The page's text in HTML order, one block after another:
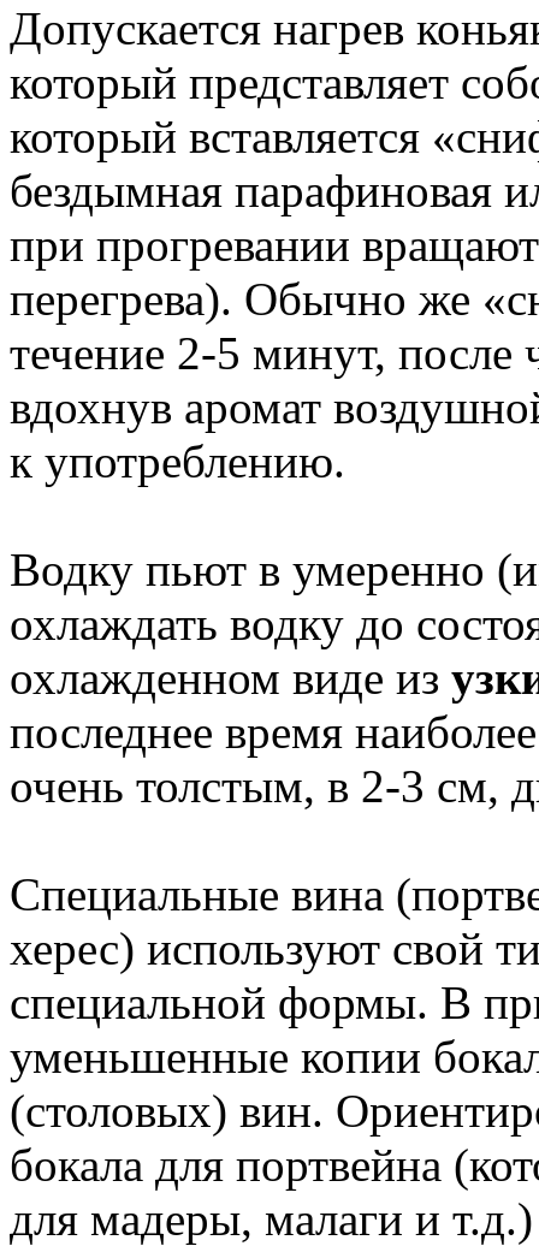
Допускается нагрев
который представляет
который вставляется
бездымная парафиновая
при прогревании
перегрева). Обычно же
течение 2-5 минут, после
вдохнув аромат
к употреблению.
Водку пьют в умеренно
охлаждать водку до
охлажденном виде из
последнее время
очень толстым, в 2-3 см,
Специальные вина
херес) используют свой
специальной формы. В
уменьшенные копии
(столовых) вин.
бокала для портвейна
для мадеры, малаги и